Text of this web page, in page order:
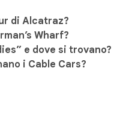
di Alcatraz?
Wharf?
e dove si trovano?
i Cable Cars?